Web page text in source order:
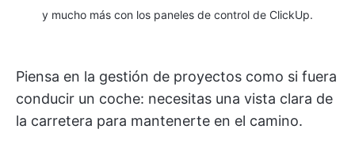
y mucho más con los paneles de control de ClickUp.
Piensa en la gestión de proyectos como si fuera
conducir un coche: necesitas una vista clara de
la carretera para mantenerte en el camino.